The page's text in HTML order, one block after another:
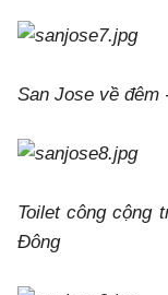
San Jose về đêm
Toilet công cộng
Đông